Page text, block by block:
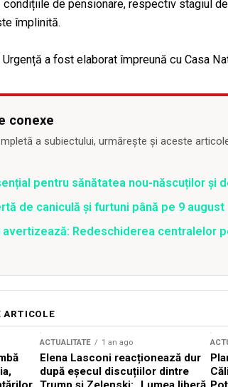
de pensionare, respectiv stagiul
împlinită.
a fost elaborat împreună cu Casa
conexe
a subiectului, urmărește și aceste
pentru sănătatea nou-născuților și
de caniculă și furtuni până pe 9 august
Redeschiderea centralelor
ACTUALITATE 1 an ago
Elena Lasconi reacționează dur
după eșecul discuțiilor dintre